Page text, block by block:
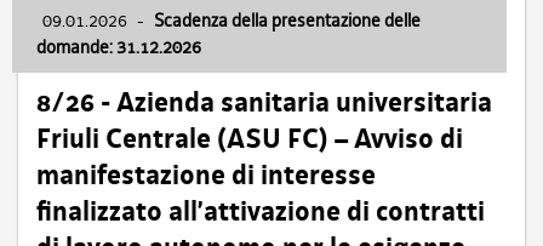
09.01.2026 - Scadenza della presentazione delle
domande: 31.12.2026
8/26 - Azienda sanitaria universitaria
Friuli Centrale (ASU FC) – Avviso di
manifestazione di interesse
finalizzato all’attivazione di contratti